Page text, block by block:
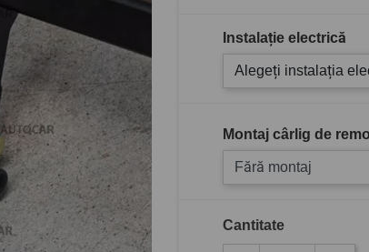
Instalație electrică
Alegeți instalația
Montaj cârlig de
Fără montaj
Cantitate